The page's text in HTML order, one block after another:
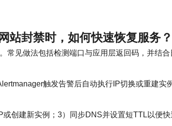
站封禁时，如何快速恢复服务？
见做法包括检测端口与应用层返回码，并结合
触发告警后自动执行IP切换或重建实
创建新实例；3）同步DNS并设置短TTL以便快